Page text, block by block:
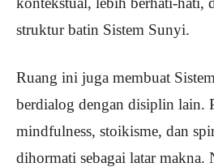
struktur batin Sistem Sunyi.
Ruang ini juga membuat
berdialog dengan disiplin lain.
mindfulness, stoikisme, dan
dihormati sebagai latar makna.